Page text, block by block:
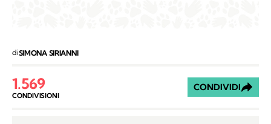
diSIMONA SIRIANNI
1.569
CONDIVISIONI
CONDIVIDI